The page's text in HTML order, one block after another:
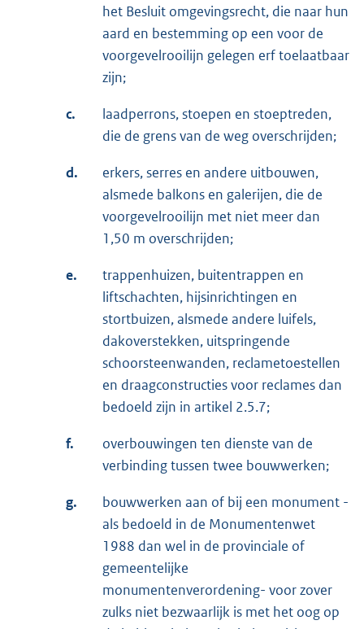
het Besluit omgevingsrecht, die naar hun
aard en bestemming op een voor de
voorgevelrooilijn gelegen erf toelaatbaar
zijn;
c.
laadperrons, stoepen en stoeptreden,
die de grens van de weg overschrijden;
d.
erkers, serres en andere uitbouwen,
alsmede balkons en galerijen, die de
voorgevelrooilijn met niet meer dan
1,50 m overschrijden;
e.
trappenhuizen, buitentrappen en
liftschachten, hijsinrichtingen en
stortbuizen, alsmede andere luifels,
dakoverstekken, uitspringende
schoorsteenwanden, reclametoestellen
en draagconstructies voor reclames dan
bedoeld zijn in artikel 2.5.7;
f.
overbouwingen ten dienste van de
verbinding tussen twee bouwwerken;
g.
bouwwerken aan of bij een monument -
als bedoeld in de Monumentenwet
1988 dan wel in de provinciale of
gemeentelijke
monumentenverordening- voor zover
zulks niet bezwaarlijk is met het oog op